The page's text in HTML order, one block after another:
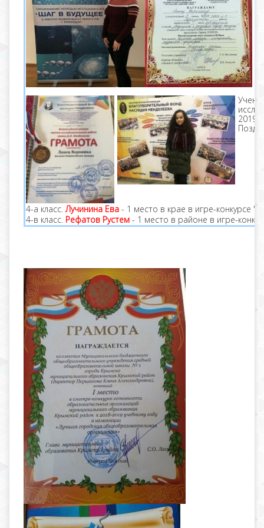
2019г.
4-а класс.Лучинина Ева - 1 место в крае в игре-конкурсе
4-в класс. Рефатов Рустем - 1 место в районе в игре-